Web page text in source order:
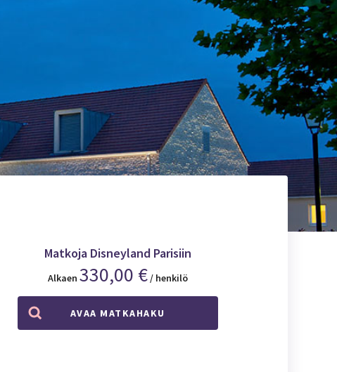
Matkoja Disneyland Parisiin
Alkaen 330,00 € / henkilö
AVAA MATKAHAKU